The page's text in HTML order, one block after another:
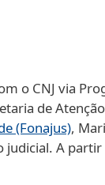
o CNJ via
de
(Fonajus),
A